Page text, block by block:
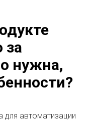
за
нужна,
для автоматизации